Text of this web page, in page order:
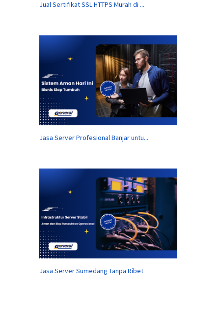
Jual Sertifikat SSL HTTPS Murah di ...
Jasa Server Profesional Banjar untu...
Jasa Server Sumedang Tanpa Ribet